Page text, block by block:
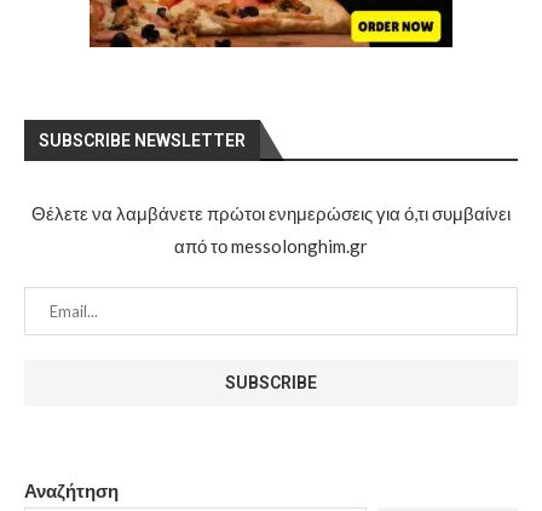
Αναζήτηση
SUBSCRIBE NEWSLETTER
Θέλετε να λαμβάνετε πρώτοι ενημερώσεις για ό,τι συμβαίνει
από το messolonghim.gr